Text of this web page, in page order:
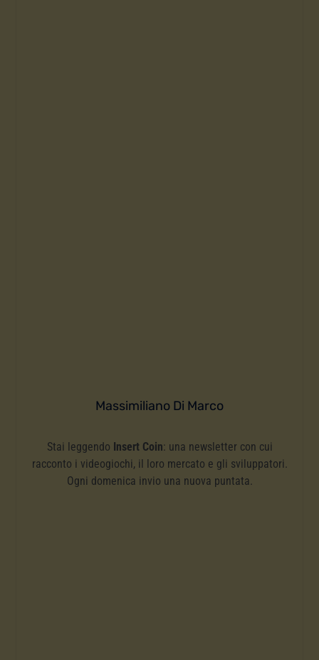
Massimiliano Di Marco
Stai leggendo Insert Coin: una newsletter con cui
racconto i videogiochi, il loro mercato e gli sviluppatori.
Ogni domenica invio una nuova puntata.